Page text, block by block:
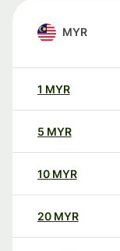
MYR
1 MYR
5 MYR
10 MYR
20 MYR